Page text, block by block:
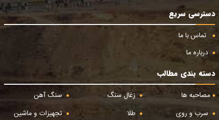
دسترسی سریع
تماس با ما
درباره ما
دسته بندی مطالب
مصاحبه ها
زغال سنگ
سنگ آهن
سرب و روی
طلا
تجهیزات و ماشین